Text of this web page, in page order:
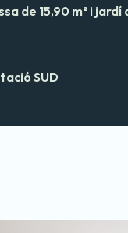
de 15,90 m² i jardí
SUD